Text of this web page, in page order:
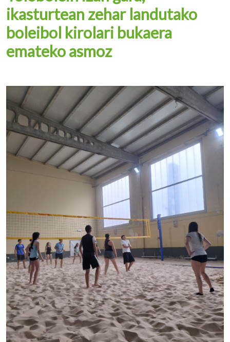
ikasturtean zehar landutako
boleibol kirolari bukaera
emateko asmoz